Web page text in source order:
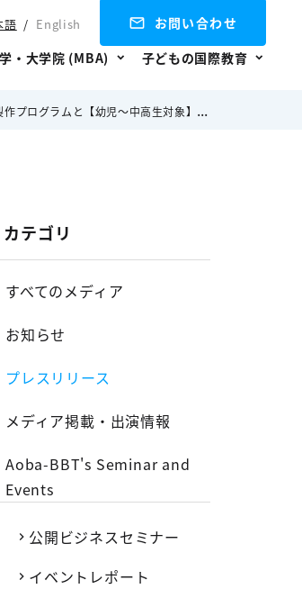
語 / English
・大学院 (MBA) 子どもの国際教育
お問い合わせ
高生対象】オンライン探究学習プログラム
カテゴリ
すべてのメディア
お知らせ
プレスリリース
メディア掲載・出演情報
Aoba-BBT's Seminar and
Events
公開ビジネスセミナー
イベントレポート